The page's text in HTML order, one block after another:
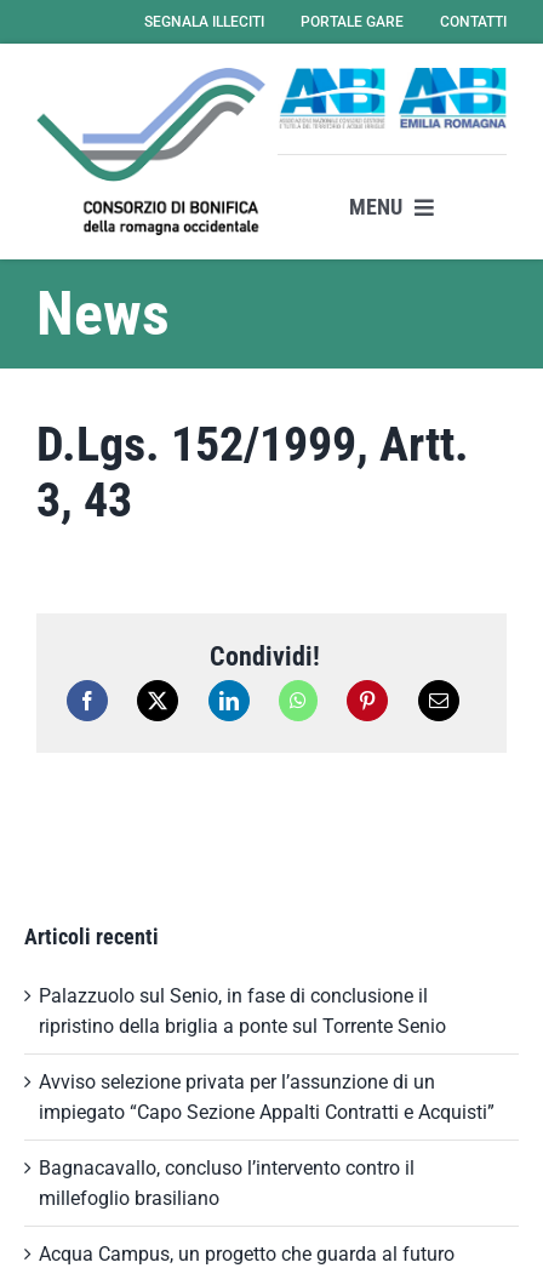
al
SEGNALA ILLECITI PORTALE GARE CONTATTI
MENU
Il consorzio
Amministrazione Trasparente
News
D.Lgs. 152/1999, Artt.
3, 43
Condividi!
Articoli recenti
Palazzuolo sul Senio, in fase di conclusione il
ripristino della briglia a ponte sul Torrente Senio
Avviso selezione privata per l’assunzione di un
impiegato “Capo Sezione Appalti Contratti e Acquisti”
Bagnacavallo, concluso l’intervento contro il
millefoglio brasiliano
Acqua Campus, un progetto che guarda al futuro